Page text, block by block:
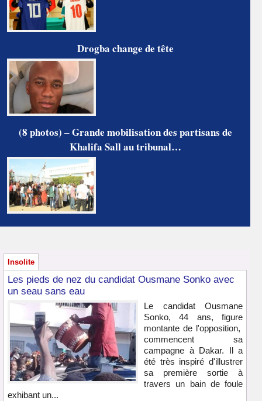
Drogba change de tête
(8 photos) – Grande mobilisation des partisans de
Khalifa Sall au tribunal…
Insolite
Les pieds de nez du candidat Ousmane Sonko avec
un seau sans eau
Le candidat Ousmane
Sonko, 44 ans, figure
montante de l'opposition,
commencent sa
campagne à Dakar. Il a
été très inspiré d'illustrer
sa première sortie à
travers un bain de foule
exhibant un...